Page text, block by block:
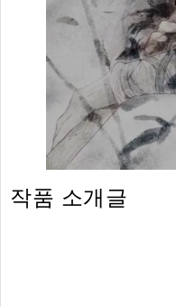
작품 소개글